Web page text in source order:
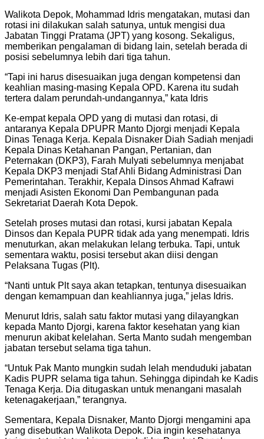
Walikota Depok, Mohammad Idris mengatakan, mutasi dan
rotasi ini dilakukan salah satunya, untuk mengisi dua
Jabatan Tinggi Pratama (JPT) yang kosong. Sekaligus,
memberikan pengalaman di bidang lain, setelah berada di
posisi sebelumnya lebih dari tiga tahun.
“Tapi ini harus disesuaikan juga dengan kompetensi dan
keahlian masing-masing Kepala OPD. Karena itu sudah
tertera dalam perundah-undangannya,” kata Idris
Ke-empat kepala OPD yang di mutasi dan rotasi, di
antaranya Kepala DPUPR Manto Djorgi menjadi Kepala
Dinas Tenaga Kerja. Kepala Disnaker Diah Sadiah menjadi
Kepala Dinas Ketahanan Pangan, Pertanian, dan
Peternakan (DKP3), Farah Mulyati sebelumnya menjabat
Kepala DKP3 menjadi Staf Ahli Bidang Administrasi Dan
Pemerintahan. Terakhir, Kepala Dinsos Ahmad Kafrawi
menjadi Asisten Ekonomi Dan Pembangunan pada
Sekretariat Daerah Kota Depok.
Setelah proses mutasi dan rotasi, kursi jabatan Kepala
Dinsos dan Kepala PUPR tidak ada yang menempati. Idris
menuturkan, akan melakukan lelang terbuka. Tapi, untuk
sementara waktu, posisi tersebut akan diisi dengan
Pelaksana Tugas (Plt).
“Nanti untuk Plt saya akan tetapkan, tentunya disesuaikan
dengan kemampuan dan keahliannya juga,” jelas Idris.
Menurut Idris, salah satu faktor mutasi yang dilayangkan
kepada Manto Djorgi, karena faktor kesehatan yang kian
menurun akibat kelelahan. Serta Manto sudah mengemban
jabatan tersebut selama tiga tahun.
“Untuk Pak Manto mungkin sudah lelah menduduki jabatan
Kadis PUPR selama tiga tahun. Sehingga dipindah ke Kadis
Tenaga Kerja. Dia ditugaskan untuk menangani masalah
ketenagakerjaan,” terangnya.
Sementara, Kepala Disnaker, Manto Djorgi mengamini apa
yang disebutkan Walikota Depok. Dia ingin kesehatanya